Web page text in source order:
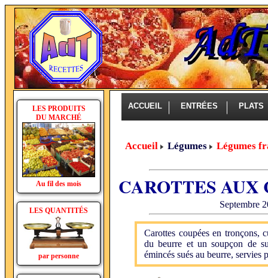
LES PRODUITS
DU MARCHÉ
Au fil des mois
LES QUANTITÉS
par personne
ACCUEIL ENTRÉES PLATS
Accueil Légumes Légumes
CAROTTES AUX
Septembre
Carottes coupées en tronçons,
du beurre et un soupçon de
émincés sués au beurre, servies